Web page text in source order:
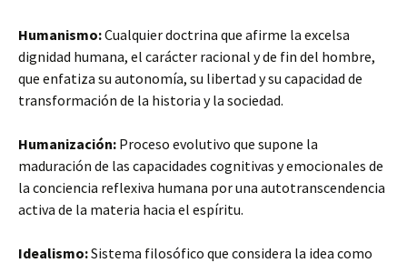
Humanismo:Cualquier doctrina que afirme la excelsa
dignidad humana, el carácter racional y de fin del hombre,
que enfatiza su autonomía, su libertad y su capacidad de
transformación de la historia y la sociedad.
Humanización: Proceso evolutivo que supone la
maduración de las capacidades cognitivas y emocionales de
la conciencia reflexiva humana por una autotranscendencia
activa de la materia hacia el espíritu.
Idealismo:Sistema filosófico que considera la idea como